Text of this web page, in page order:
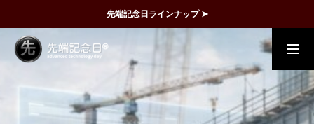
先端記念日ラインナップ ➤
FAQ
動画で理解